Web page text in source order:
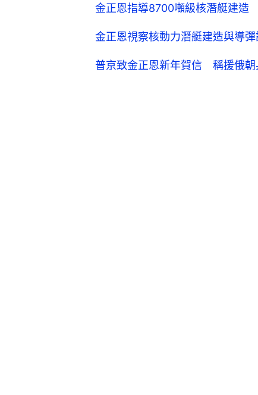
金正恩指導8700噸級核潛艇建造
金正恩視察核動力潛艇建造與導
普京致金正恩新年賀信 稱援俄